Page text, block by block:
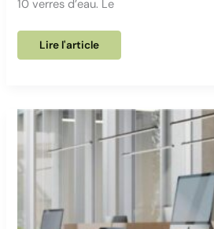
10 verres d’eau. Le
S’HYDRATER
au
:
astuces
Lire l'article